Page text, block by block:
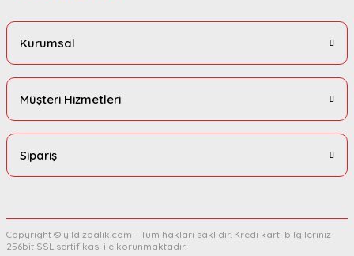
Kurumsal
Müşteri Hizmetleri
Sipariş
Copyright © yildizbalik.com - Tüm hakları saklıdır. Kredi kartı bilgileriniz
256bit SSL sertifikası ile korunmaktadır.